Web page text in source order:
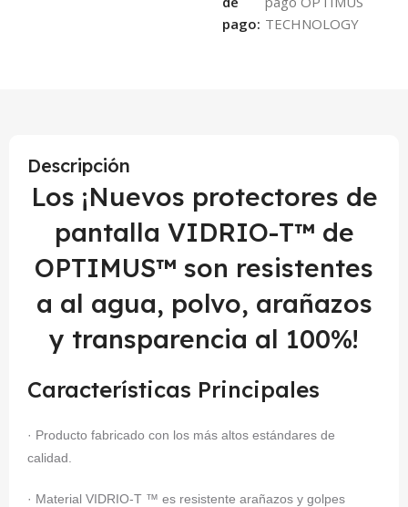
pago:
Descripción
Los ¡Nuevos protectores de
pantalla VIDRIO-T™ de
OPTIMUS™ son resistentes
a al agua, polvo, arañazos
y transparencia al 100%!
Características Principales
· Producto fabricado con los más altos estándares de
calidad.
· Material VIDRIO-T ™ es resistente arañazos y golpes